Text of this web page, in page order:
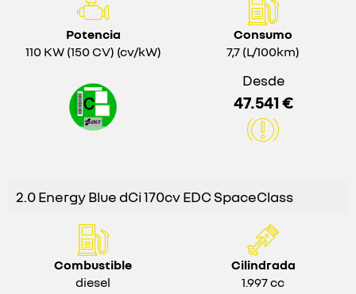
Potencia
110 KW (150 CV) (cv/kW)
Consumo
7,7 (L/100km)
Desde
47.541 €
2.0 Energy Blue dCi 170cv EDC SpaceClass
Combustible
diesel
Cilindrada
1.997 cc